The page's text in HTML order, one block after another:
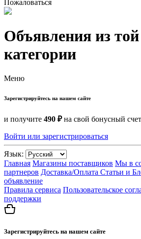
Пожаловаться
Объявления из
категории
Меню
Зарегистрируйтесь на нашем сайте
и получите 490 ₽на свой бонусный
Войти или зарегистрироваться
Язык:
Главная Магазины поставщиков Мы в
партнеров Доставка/Оплата Статьи и
объявление
Правила сервиса Пользовательское
поддержки
Зарегистрируйтесь на нашем сайте